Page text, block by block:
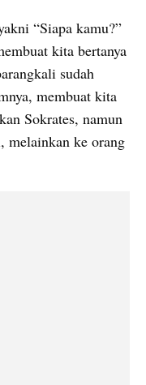
“Siapa kamu?”
kita bertanya
sudah
membuat kita
Sokrates, namun
melainkan ke orang